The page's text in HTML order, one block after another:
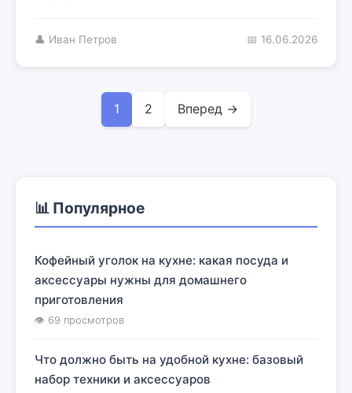
👤 Иван Петров 📅 16.06.2026
1 2 Вперед →
📊 Популярное
Кофейный уголок на кухне: какая посуда и
аксессуары нужны для домашнего
приготовления
👁 69 просмотров
Что должно быть на удобной кухне: базовый
набор техники и аксессуаров